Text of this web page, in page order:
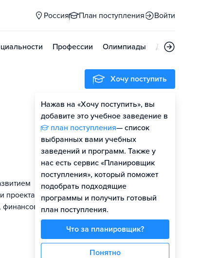
Россия План поступления Войти
Профессии Олимпиады Дни открытых
проектами
финансовым
Хочу поступить
Нажав на «Хочу поступить», вы
добавите это учебное заведение в
план поступления— список
выбранных вами учебных
заведений и программ. Также у
нас есть сервис «Планировщик
поступления», который поможет
подобрать подходящие
программы и получить готовый
план поступления.
Что за планировщик?
Понятно
Оценить шансы